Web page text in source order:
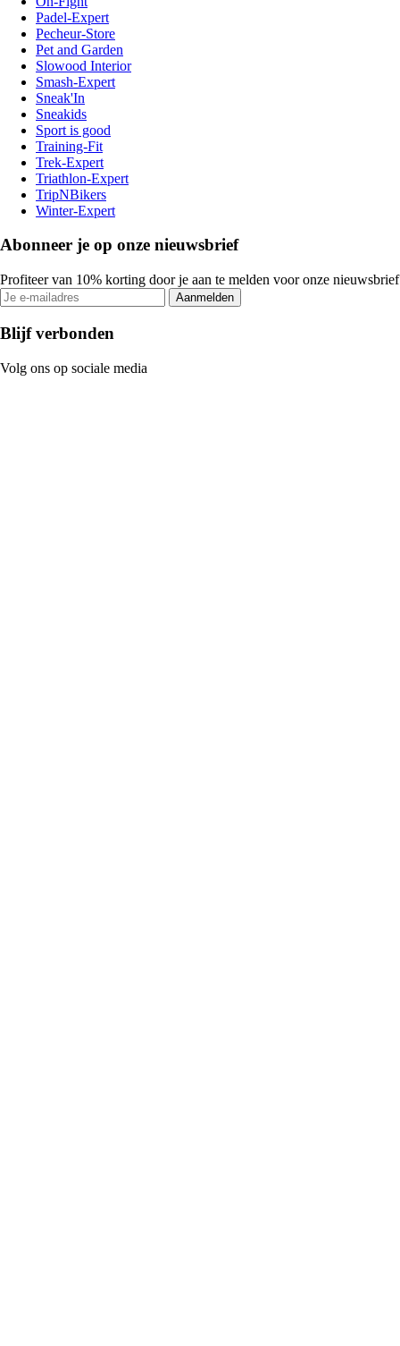
Padel-Expert
Pecheur-Store
Pet and Garden
Slowood Interior
Smash-Expert
Sneak'In
Sneakids
Sport is good
Training-Fit
Trek-Expert
Triathlon-Expert
TripNBikers
Winter-Expert
Abonneer je op onze nieuwsbrief
Profiteer van 10% korting door je aan te melden voor onze nieuwsbrief
Aanmelden
Blijf verbonden
Volg ons op sociale media